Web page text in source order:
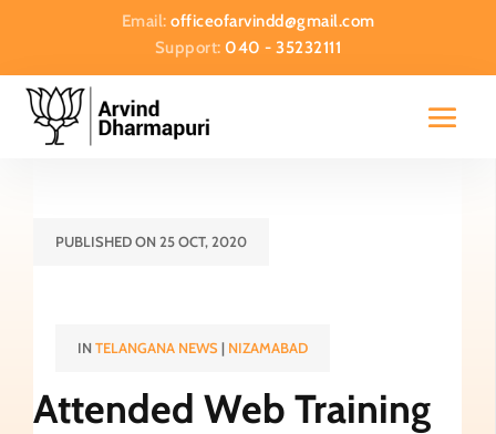
Email: officeofarvindd@gmail.com
Support:040 - 35232111
PUBLISHED ON 25 OCT, 2020
IN TELANGANA NEWS| NIZAMABAD
Attended Web Training